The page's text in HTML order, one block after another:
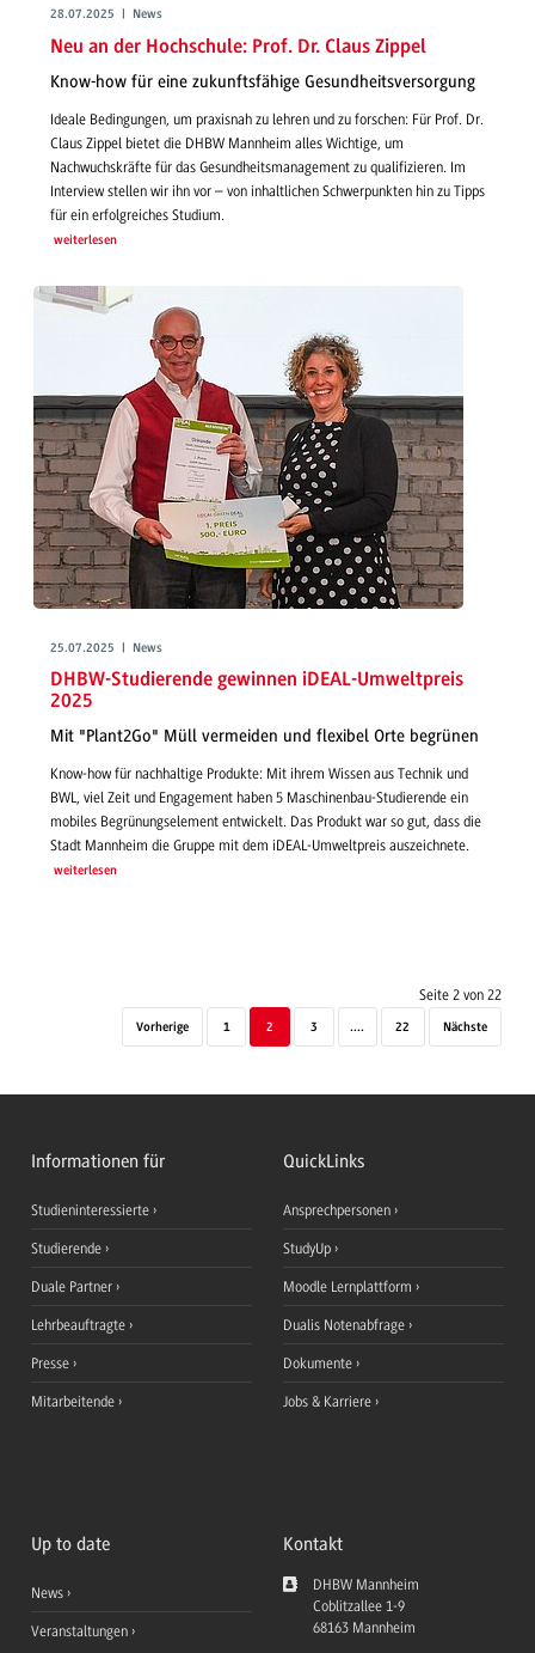
28.07.2025 | News
Neu an der Hochschule: Prof. Dr. Claus Zippel
Know-how für eine zukunftsfähige Gesundheitsversorgung
Ideale Bedingungen, um praxisnah zu lehren und zu forschen: Für Prof. Dr.
Claus Zippel bietet die DHBW Mannheim alles Wichtige, um
Nachwuchskräfte für das Gesundheitsmanagement zu qualifizieren. Im
Interview stellen wir ihn vor – von inhaltlichen Schwerpunkten hin zu Tipps
für ein erfolgreiches Studium.
weiterlesen
25.07.2025 | News
DHBW-Studierende gewinnen iDEAL-Umweltpreis
2025
Mit "Plant2Go" Müll vermeiden und flexibel Orte begrünen
Know-how für nachhaltige Produkte: Mit ihrem Wissen aus Technik und
BWL, viel Zeit und Engagement haben 5 Maschinenbau-Studierende ein
mobiles Begrünungselement entwickelt. Das Produkt war so gut, dass die
Stadt Mannheim die Gruppe mit dem iDEAL-Umweltpreis auszeichnete.
weiterlesen
Seite 2 von 22
Vorherige 1 2 3 .... 22 Nächste
Informationen für
Studieninteressierte
Studierende
Duale Partner
Lehrbeauftragte
Presse
Mitarbeitende
QuickLinks
Ansprechpersonen
StudyUp
Moodle Lernplattform
Dualis Notenabfrage
Dokumente
Jobs & Karriere
Up to date
News
Veranstaltungen
Kontakt
DHBW Mannheim
Coblitzallee 1-9
68163 Mannheim